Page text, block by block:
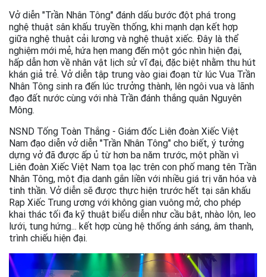
Vở diễn "Trần Nhân Tông" đánh dấu bước đột phá trong
nghệ thuật sân khấu truyền thống, khi mạnh dạn kết hợp
giữa nghệ thuật cải lương và nghệ thuật xiếc. Đây là thể
nghiệm mới mẻ, hứa hẹn mang đến một góc nhìn hiện đại,
hấp dẫn hơn về nhân vật lịch sử vĩ đại, đặc biệt nhằm thu hút
khán giả trẻ. Vở diễn tập trung vào giai đoạn từ lúc Vua Trần
Nhân Tông sinh ra đến lúc trưởng thành, lên ngôi vua và lãnh
đạo đất nước cùng với nhà Trần đánh thắng quân Nguyên
Mông.
NSND Tống Toàn Thắng - Giám đốc Liên đoàn Xiếc Việt
Nam đạo diễn vở diễn "Trần Nhân Tông" cho biết, ý tưởng
dựng vở đã được ấp ủ từ hơn ba năm trước, một phần vì
Liên đoàn Xiếc Việt Nam tọa lạc trên con phố mang tên Trần
Nhân Tông, một địa danh gắn liền với nhiều giá trị văn hóa và
tinh thần. Vở diễn sẽ được thực hiện trước hết tại sân khấu
Rạp Xiếc Trung ương với không gian vuông mở, cho phép
khai thác tối đa kỹ thuật biểu diễn như cầu bật, nhào lộn, leo
lưới, tung hứng... kết hợp cùng hệ thống ánh sáng, âm thanh,
trình chiếu hiện đại.